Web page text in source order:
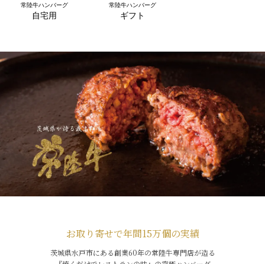
常陸牛ハンバーグ
自宅用
常陸牛ハンバーグ
ギフト
お取り寄せで年間15万個の実績
茨城県水戸市にある創業60年の常陸牛専門店が造る